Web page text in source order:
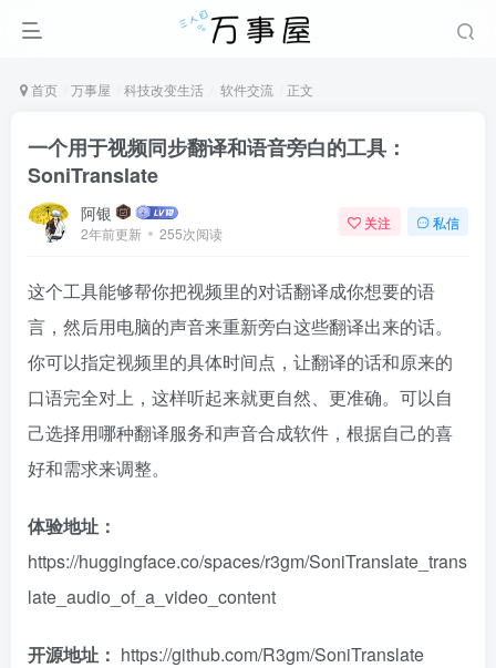
首页 万事屋 科技改变生活 软件交流 正文
一个用于视频同步翻译和语音旁白的工具：
SoniTranslate
阿银
2年前更新 255次阅读
关注 私信
这个工具能够帮你把视频里的对话翻译成你想要的语
言，然后用电脑的声音来重新旁白这些翻译出来的话。
你可以指定视频里的具体时间点，让翻译的话和原来的
口语完全对上，这样听起来就更自然、更准确。可以自
己选择用哪种翻译服务和声音合成软件，根据自己的喜
好和需求来调整。
体验地址：
https://huggingface.co/spaces/r3gm/SoniTranslate_trans
late_audio_of_a_video_content
开源地址： https://github.com/R3gm/SoniTranslate